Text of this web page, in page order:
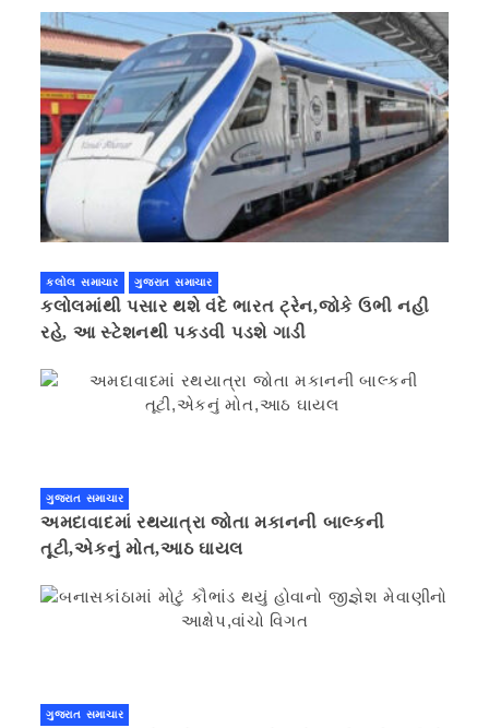
કલોલ સમાચાર ગુજરાત સમાચાર
કલોલમાંથી પસાર થશે વંદે ભારત ટ્રેન,જોકે ઉભી નહી
રહે, આ સ્ટેશનથી પકડવી પડશે ગાડી
ગુજરાત સમાચાર
અમદાવાદમાં રથયાત્રા જોતા મકાનની બાલ્કની
તૂટી,એકનું મોત,આઠ ઘાયલ
ગુજરાત સમાચાર